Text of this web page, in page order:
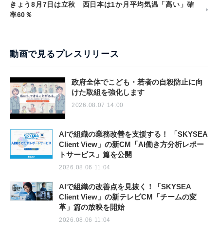
きょう8月7日は立秋 西日本は1か月平均気温「高い」確
率60％
動画で見るプレスリリース
政府全体でこども・若者の自殺防止に向
けた取組を強化します
2026.08.07 14:00
AIで組織の業務改善を支援する！ 「SKYSEA
Client View」の新CM「AI働き方分析レポー
トサービス」篇を公開
2026.08.06 11:04
AIで組織の改善点を見抜く！「SKYSEA
Client View」の新テレビCM「チームの変
革」篇の放映を開始
2026.08.06 11:04